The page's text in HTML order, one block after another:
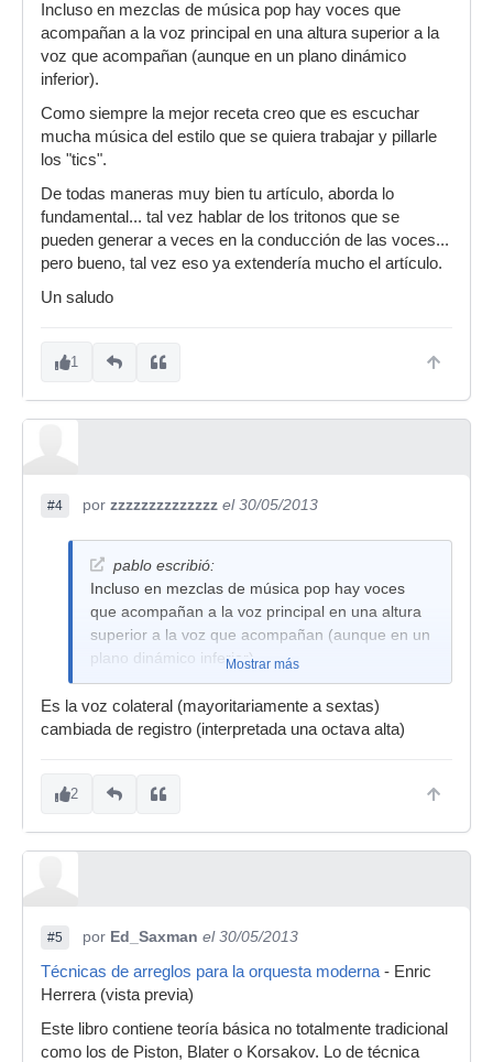
Incluso en mezclas de música pop hay voces que
acompañan a la voz principal en una altura superior a la
voz que acompañan (aunque en un plano dinámico
inferior).
Como siempre la mejor receta creo que es escuchar
mucha música del estilo que se quiera trabajar y pillarle
los "tics".
De todas maneras muy bien tu artículo, aborda lo
fundamental... tal vez hablar de los tritonos que se
pueden generar a veces en la conducción de las voces...
pero bueno, tal vez eso ya extendería mucho el artículo.
Un saludo
1
#4 por zzzzzzzzzzzzzz el 30/05/2013
pablo escribió:
Incluso en mezclas de música pop hay voces
que acompañan a la voz principal en una altura
superior a la voz que acompañan (aunque en un
plano dinámico inferior).Mostrar más
Es la voz colateral (mayoritariamente a sextas)
cambiada de registro (interpretada una octava alta)
2
#5 por Ed_Saxman el 30/05/2013
Técnicas de arreglos para la orquesta moderna - Enric
Herrera (vista previa)
Este libro contiene teoría básica no totalmente tradicional
como los de Piston, Blater o Korsakov. Lo de técnica